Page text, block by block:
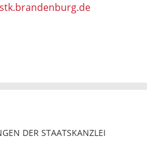
DER STAATSKANZLEI